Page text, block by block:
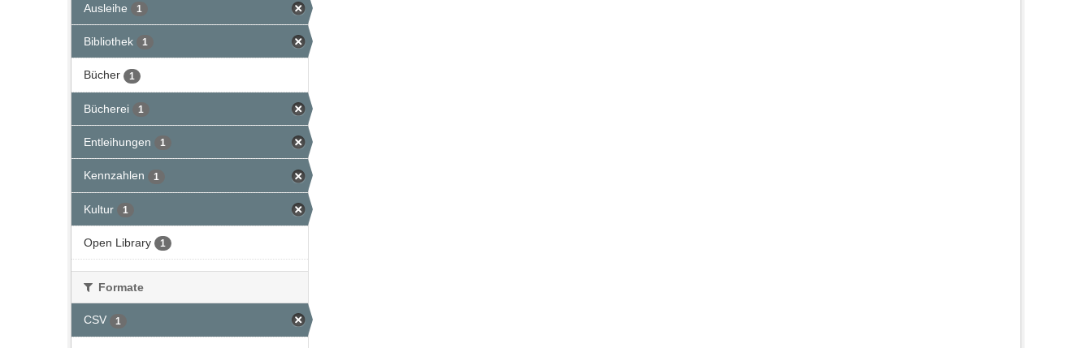
Ausleihe 1
Bibliothek 1
Bücher 1
Bücherei 1
Entleihungen 1
Kennzahlen 1
Kultur 1
Open Library 1
Formate
CSV 1